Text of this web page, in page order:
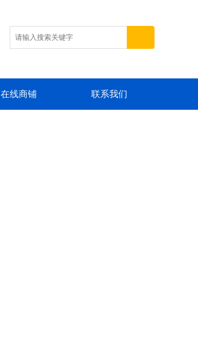
在线商铺 联系我们